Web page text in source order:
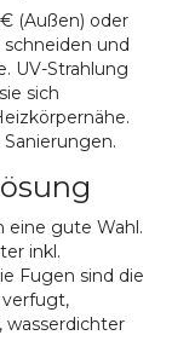
(Außen) oder
und
UV-Strahlung
sich
eine gute Wahl.
inkl.
Fugen sind die
verfugt,